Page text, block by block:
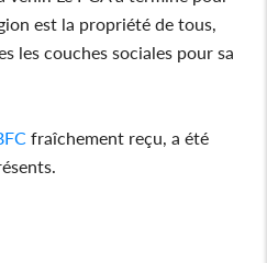
est la propriété de tous,
les couches sociales pour sa
fraîchement reçu, a été